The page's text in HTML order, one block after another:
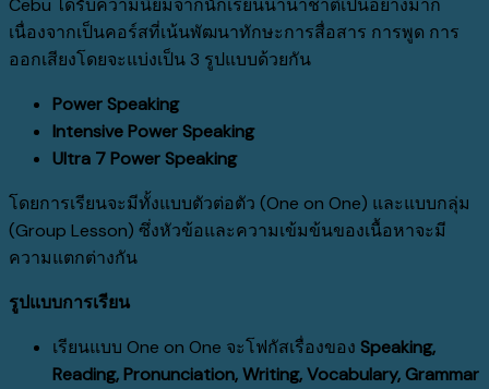
Cebu ได้รับความนิยมจากนักเรียนนานาชาติเป็นอย่างมาก
เนื่องจากเป็นคอร์สที่เน้นพัฒนาทักษะการสื่อสาร การพูด การ
ออกเสียงโดยจะแบ่งเป็น 3 รูปแบบด้วยกัน
Power Speaking
Intensive Power Speaking
Ultra 7 Power Speaking
โดยการเรียนจะมีทั้งแบบตัวต่อตัว (One on One) และแบบกลุ่ม
(Group Lesson) ซึ่งหัวข้อและความเข้มข้นของเนื้อหาจะมี
ความแตกต่างกัน
รูปแบบการเรียน
เรียนแบบ One on One จะโฟกัสเรื่องของ Speaking,
Reading, Pronunciation, Writing, Vocabulary, Grammar